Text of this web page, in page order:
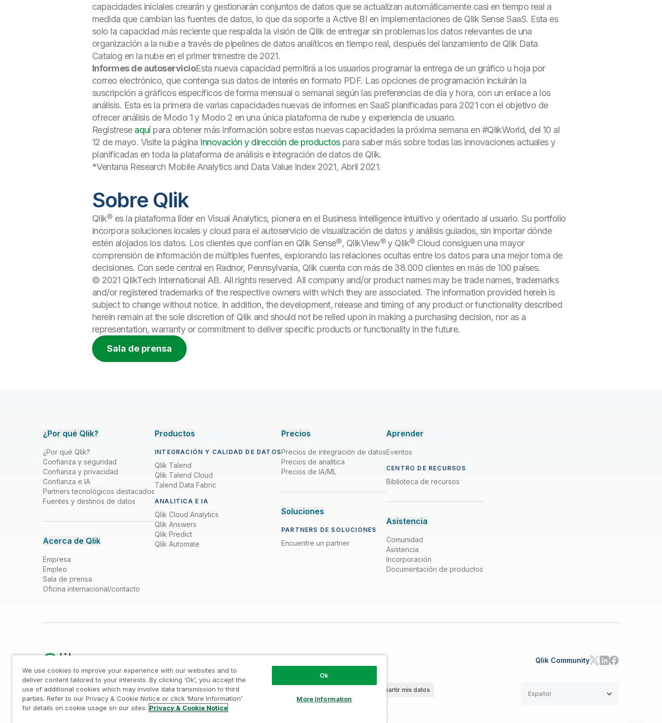
capacidades iniciales crearán y gestionarán conjuntos de datos que se actualizan automáticamente casi en tiempo real a
medida que cambian las fuentes de datos, lo que da soporte a Active BI en implementaciones de Qlik Sense SaaS. Esta es
solo la capacidad más reciente que respalda la visión de Qlik de entregar sin problemas los datos relevantes de una
organización a la nube a través de pipelines de datos analíticos en tiempo real, después del lanzamiento de Qlik Data
Catalog en la nube en el primer trimestre de 2021.
Informes de autoservicioEsta nueva capacidad permitirá a los usuarios programar la entrega de un gráfico u hoja por
correo electrónico, que contenga sus datos de interés en formato PDF. Las opciones de programación incluirán la
suscripción a gráficos específicos de forma mensual o semanal según las preferencias de día y hora, con un enlace a los
análisis. Esta es la primera de varias capacidades nuevas de informes en SaaS planificadas para 2021 con el objetivo de
ofrecer análisis de Modo 1 y Modo 2 en una única plataforma de nube y experiencia de usuario.
Regístrese aquípara obtener más información sobre estas nuevas capacidades la próxima semana en #QlikWorld, del 10 al
12 de mayo. Visite la página Innovación y dirección de productospara saber más sobre todas las innovaciones actuales y
planificadas en toda la plataforma de análisis e integración de datos de Qlik.
*Ventana Research Mobile Analytics and Data Value Index 2021, Abril 2021.
Sobre Qlik
Qlik® es la plataforma líder en Visual Analytics, pionera en el Business Intelligence intuitivo y orientado al usuario. Su portfolio
incorpora soluciones locales y cloud para el autoservicio de visualización de datos y análisis guiados, sin importar dónde
estén alojados los datos. Los clientes que confían en Qlik Sense®, QlikView® y Qlik® Cloud consiguen una mayor
comprensión de información de múltiples fuentes, explorando las relaciones ocultas entre los datos para una mejor toma de
decisiones. Con sede central en Radnor, Pennsylvania, Qlik cuenta con más de 38.000 clientes en más de 100 países.
© 2021 QlikTech International AB. All rights reserved. All company and/or product names may be trade names, trademarks
and/or registered trademarks of the respective owners with which they are associated. The information provided herein is
subject to change without notice. In addition, the development, release and timing of any product or functionality described
herein remain at the sole discretion of Qlik and should not be relied upon in making a purchasing decision, nor as a
representation, warranty or commitment to deliver specific products or functionality in the future.
Sala de prensa
¿Por qué Qlik?
¿Por qué Qlik?
Confianza y seguridad
Confianza y privacidad
Confianza e IA
Partners tecnológicos destacados
Fuentes y destinos de datos
Acerca de Qlik
Empresa
Empleo
Sala de prensa
Oficina internacional/contacto
Productos
INTEGRACIÓN Y CALIDAD DE DATOS
Qlik Talend
Qlik Talend Cloud
Talend Data Fabric
ANALITICA E IA
Qlik Cloud Analytics
Qlik Answers
Qlik Predict
Qlik Automate
Precios
Precios de integración de datos
Precios de analítica
Precios de IA/ML
Soluciones
PARTNERS DE SOLUCIONES
Encuentre un partner
Aprender
Eventos
CENTRO DE RECURSOS
Biblioteca de recursos
Asistencia
Comunidad
Asistencia
Incorporación
Documentación de productos
Qlik Community
Legal / Aviso sobre privacidad y cookies / Marcas / Confianza No compartir mis datos
© 1993-2026 QlikTech International AB, todos los derechos reservados
Español
We use cookies to improve your experience with our websites and to
deliver content tailored to your interests. By clicking ‘Ok’, you accept the
use of additional cookies which may involve data transmission to third
parties. Refer to our Privacy & Cookie Notice or click ‘More Information’
for details on cookie usage on our sites. Privacy & Cookie Notice
Ok
More Information